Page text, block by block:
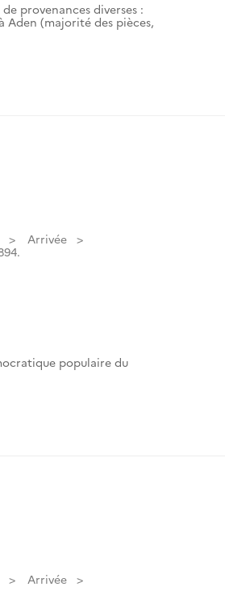
provenances diverses :
Aden (majorité des pièces,
Arrivée
populaire du
Arrivée